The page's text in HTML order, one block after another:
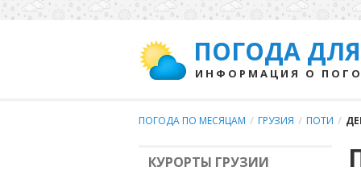
ПОГОДА
ИНФОРМАЦИЯ О
ПОГОДА ПО МЕСЯЦАМ / ГРУЗИЯ / ПОТИ /
КУРОРТЫ ГРУЗИИ